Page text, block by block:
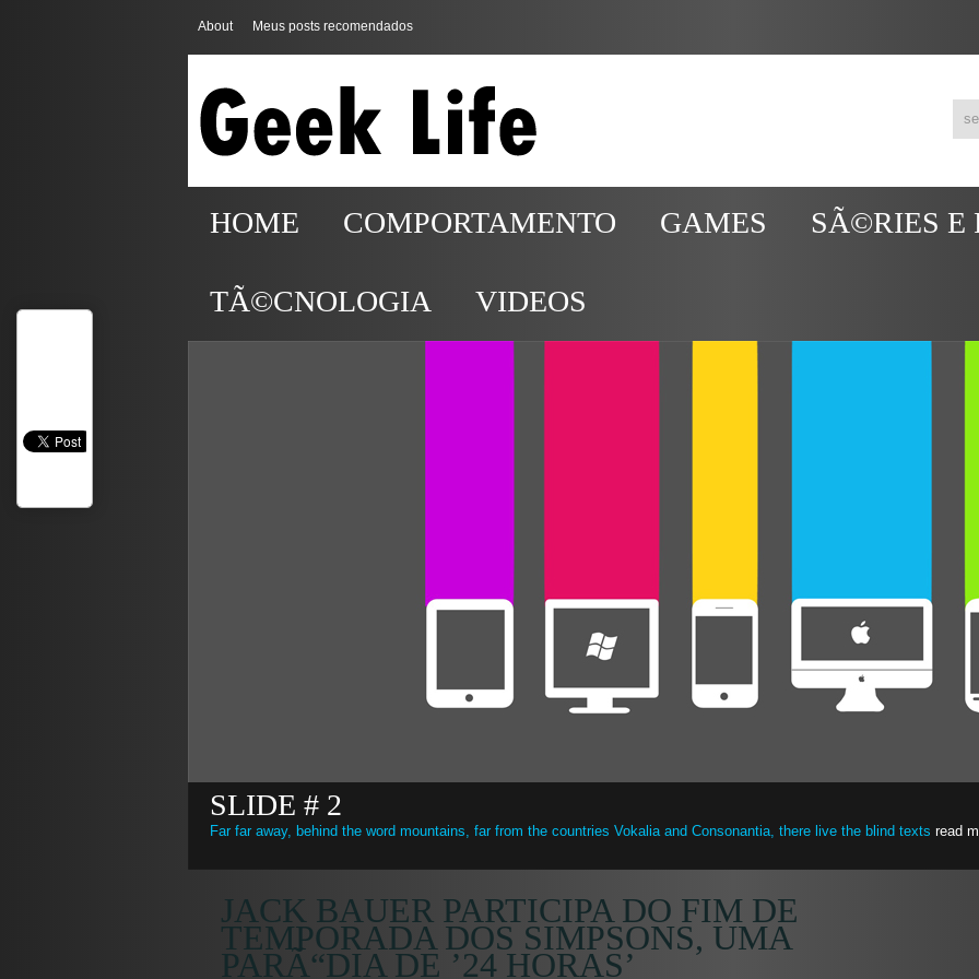
About Meus posts recomendados
HOME COMPORTAMENTO GAMES SÃ©RIES E
TÃ©CNOLOGIA VIDEOS
SLIDE # 2
Far far away, behind the word mountains, far from the countries Vokalia and Consonantia, there live the blind texts read
JACK BAUER PARTICIPA DO FIM DE
TEMPORADA DOS SIMPSONS, UMA
PARÃ“DIA DE ’24 HORAS’